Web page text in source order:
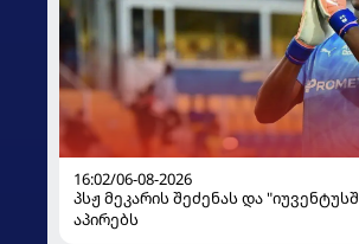
16:02/06-08-2026
პსჟ მეკარის შეძენას და
აპირებს